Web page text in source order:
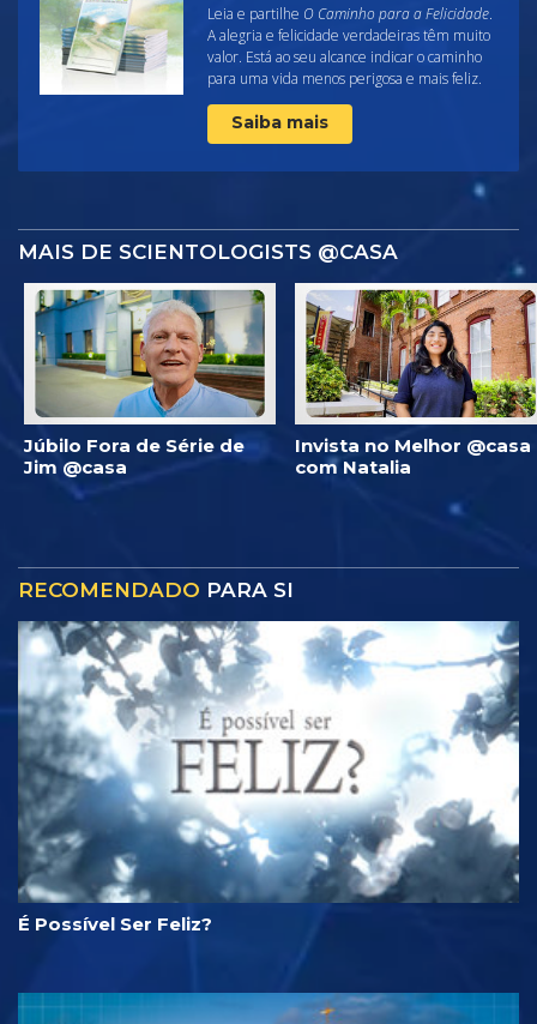
Leia e partilhe O Caminho para a Felicidade.
A alegria e felicidade verdadeiras têm muito
valor. Está ao seu alcance indicar o caminho
para uma vida menos perigosa e mais feliz.
Saiba mais
MAIS DE SCIENTOLOGISTS @CASA
Júbilo Fora de Série de
Jim @casa
Invista no Melhor @casa
com Natalia
RECOMENDADO PARA SI
É Possível Ser Feliz?